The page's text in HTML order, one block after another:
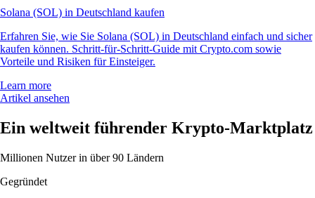
Solana (SOL) in Deutschland kaufen
Erfahren Sie, wie Sie Solana (SOL) in Deutschland einfach und sicher
kaufen können. Schritt-für-Schritt-Guide mit Crypto.com sowie
Vorteile und Risiken für Einsteiger.
Learn more
Artikel ansehen
Ein weltweit führender Krypto-Marktplatz
Millionen Nutzer in über 90 Ländern
Gegründet